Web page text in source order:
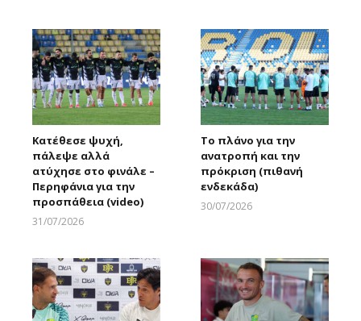
Κατέθεσε ψυχή,
πάλεψε αλλά
ατύχησε στο φινάλε –
Περηφάνια για την
προσπάθεια (video)
31/07/2026
Το πλάνο για την
ανατροπή και την
πρόκριση (πιθανή
ενδεκάδα)
30/07/2026